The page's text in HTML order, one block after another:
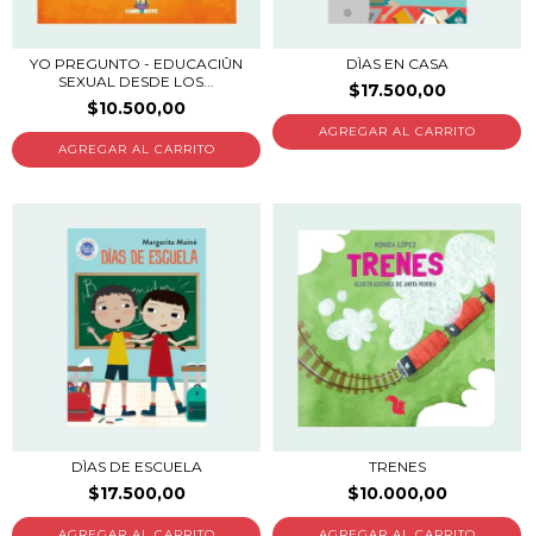
YO PREGUNTO - EDUCACIÛN
SEXUAL DESDE LOS...
$10.500,00
DÌAS EN CASA
$17.500,00
DÌAS DE ESCUELA
$17.500,00
TRENES
$10.000,00